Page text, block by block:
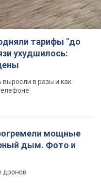
тарифы "до
ухудшилось:
в разы и как
мощные
дым. Фото и
дронов